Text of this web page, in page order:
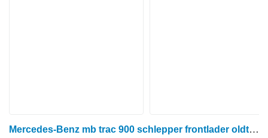
Mercedes-Benz mb trac 900 schlepper frontlader oldtimer 40km/h